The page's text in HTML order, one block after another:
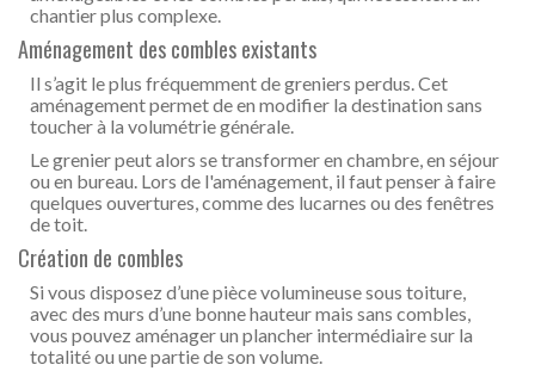
chantier plus complexe.
Aménagement des combles existants
Il s’agit le plus fréquemment de greniers perdus. Cet
aménagement permet de en modifier la destination sans
toucher à la volumétrie générale.
Le grenier peut alors se transformer en chambre, en séjour
ou en bureau. Lors de l'aménagement, il faut penser à faire
quelques ouvertures, comme des lucarnes ou des fenêtres
de toit.
Création de combles
Si vous disposez d’une pièce volumineuse sous toiture,
avec des murs d’une bonne hauteur mais sans combles,
vous pouvez aménager un plancher intermédiaire sur la
totalité ou une partie de son volume.